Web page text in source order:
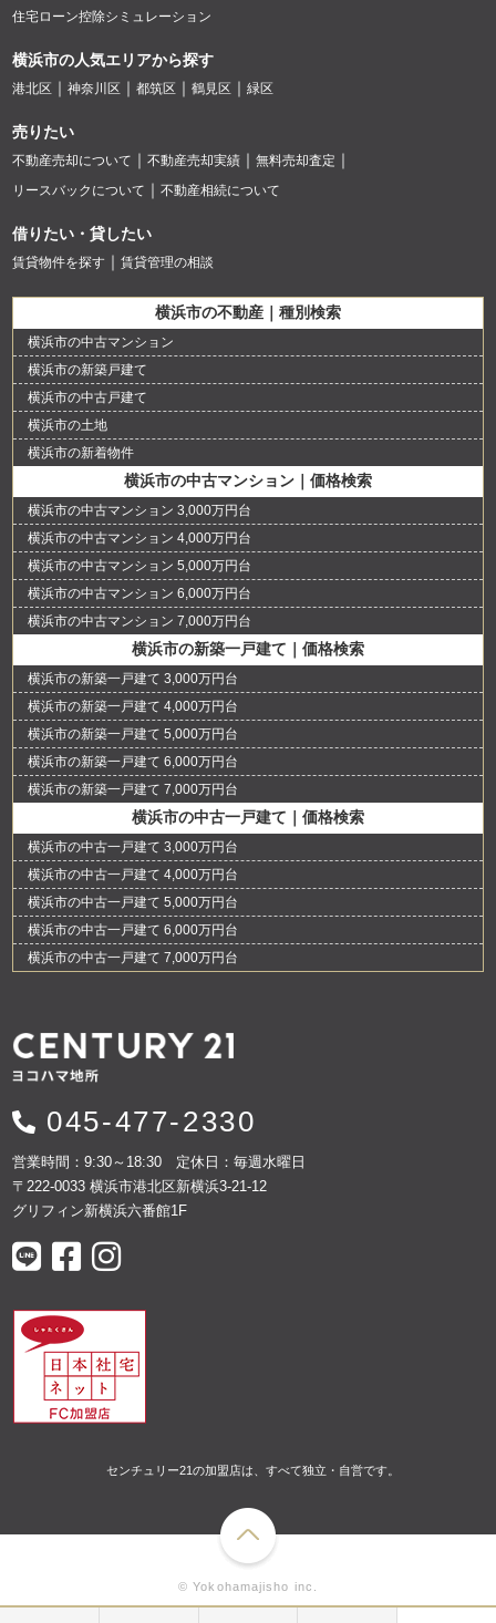
住宅ローン控除シミュレーション
横浜市の人気エリアから探す
港北区 神奈川区 都筑区 鶴見区 緑区
売りたい
不動産売却について 不動産売却実績
無料売却査定
リースバックについて
不動産相続について
借りたい・貸したい
賃貸物件を探す 賃貸管理の相談
横浜市の不動産｜種別検索
横浜市の中古マンション
横浜市の新築戸建て
横浜市の中古戸建て
横浜市の土地
横浜市の新着物件
横浜市の中古マンション｜価格検索
横浜市の中古マンション 3,000万円台
横浜市の中古マンション 4,000万円台
横浜市の中古マンション 5,000万円台
横浜市の中古マンション 6,000万円台
横浜市の中古マンション 7,000万円台
横浜市の新築一戸建て｜価格検索
横浜市の新築一戸建て 3,000万円台
横浜市の新築一戸建て 4,000万円台
横浜市の新築一戸建て 5,000万円台
横浜市の新築一戸建て 6,000万円台
横浜市の新築一戸建て 7,000万円台
横浜市の中古一戸建て｜価格検索
横浜市の中古一戸建て 3,000万円台
横浜市の中古一戸建て 4,000万円台
横浜市の中古一戸建て 5,000万円台
横浜市の中古一戸建て 6,000万円台
横浜市の中古一戸建て 7,000万円台
045-477-2330
営業時間：9:30～18:30 定休日：毎週水曜日
〒222-0033 横浜市港北区新横浜3-21-12
グリフィン新横浜六番館1F
センチュリー21の加盟店は、すべて独立・自営です。
© Yokohamajisho inc.